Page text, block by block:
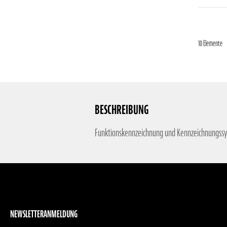
10Elemente
BESCHREIBUNG
Funktionskennzeichnung und
NEWSLETTERANMELDUNG